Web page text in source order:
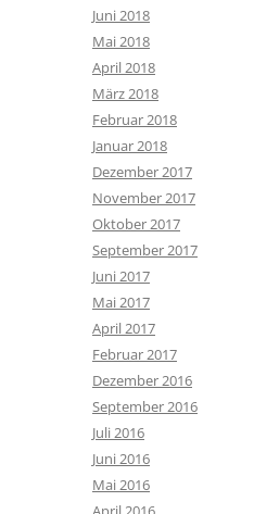
Juni 2018
Mai 2018
April 2018
März 2018
Februar 2018
Januar 2018
Dezember 2017
November 2017
Oktober 2017
September 2017
Juni 2017
Mai 2017
April 2017
Februar 2017
Dezember 2016
September 2016
Juli 2016
Juni 2016
Mai 2016